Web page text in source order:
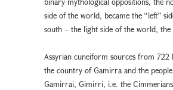
side of the world, became the “left”
south – the light side of the world, the
Assyrian cuneiform sources from 722
the country of Gamirra and the
Gamirrai, Gimirri, i.e. the